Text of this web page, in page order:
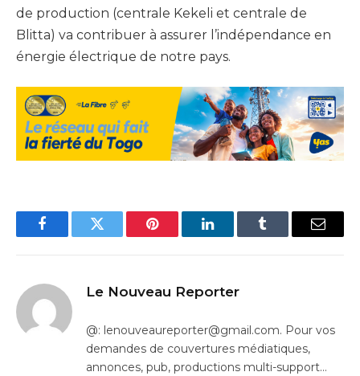
de production (centrale Kekeli et centrale de
Blitta) va contribuer à assurer l’indépendance en
énergie électrique de notre pays.
FacebookTwitter Pinterest LinkedInTumblr Email
Le Nouveau Reporter
@: lenouveaureporter@gmail.com. Pour vos
demandes de couvertures médiatiques,
annonces, pub, productions multi-support…